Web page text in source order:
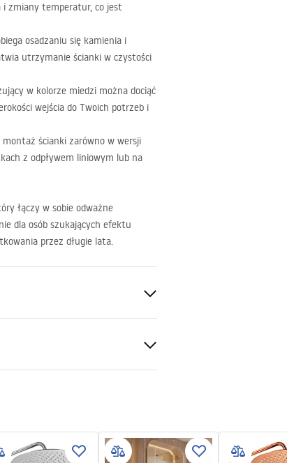
i zmiany temperatur, co jest
osadzaniu się kamienia i
utrzymanie ścianki w czystości
w kolorze miedzi można dociąć
wejścia do Twoich potrzeb i
ścianki zarówno w wersji
z odpływem liniowym lub na
łączy w sobie odważne
dla osób szukających efektu
przez długie lata.
lub posadzce
_24.pdf